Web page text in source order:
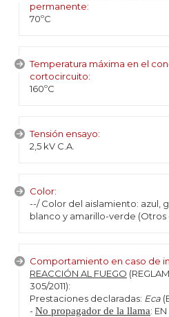
permanente:
70ºC
Temperatura máxima en el
cortocircuito:
160ºC
Tensión ensayo:
2,5 kV C.A.
Color:
--/ Color del aislamiento: azul,
blanco y amarillo-verde
Comportamiento en caso de
REACCIÓN AL FUEGO
305/2011):
Prestaciones declaradas: Eca
-No propagador de la llama: